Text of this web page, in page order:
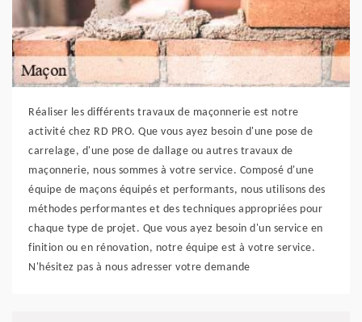
Réaliser les différents travaux de maçonnerie est notre
activité chez RD PRO. Que vous ayez besoin d'une pose de
carrelage, d'une pose de dallage ou autres travaux de
maçonnerie, nous sommes à votre service. Composé d'une
équipe de maçons équipés et performants, nous utilisons des
méthodes performantes et des techniques appropriées pour
chaque type de projet. Que vous ayez besoin d'un service en
finition ou en rénovation, notre équipe est à votre service.
N'hésitez pas à nous adresser votre demande